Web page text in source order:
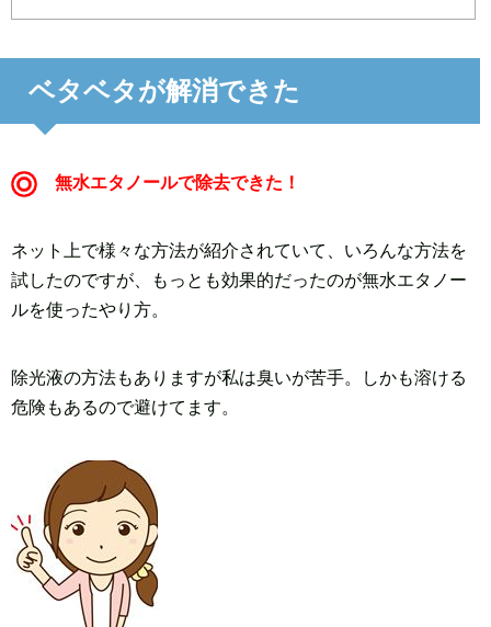
ベタベタが解消できた
無水エタノールで除去できた！
ネット上で様々な方法が紹介されていて、いろんな方法を
試したのですが、もっとも効果的だったのが無水エタノー
ルを使ったやり方。
除光液の方法もありますが私は臭いが苦手。しかも溶ける
危険もあるので避けてます。